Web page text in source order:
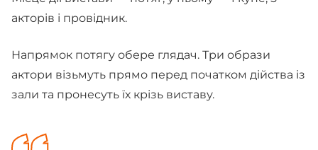
акторів і провідник.
Напрямок потягу обере глядач. Три образи
актори візьмуть прямо перед початком дійства із
зали та пронесуть їх крізь виставу.